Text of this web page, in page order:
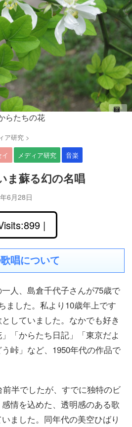
らたちの花
ア研究 >
メディア研究 音楽
蘇る幻の名唱
6月28日
|
唱について
人、島倉千代子さんが75歳で
ました。私より10歳年上です
していました。なかでも好き
「からたち日記」「東京だよ
峠」など、1950年代の作品で
前半でしたが、すでに独特のビ
情を込めた、透明感のある歌
ました。同年代の美空ひばり